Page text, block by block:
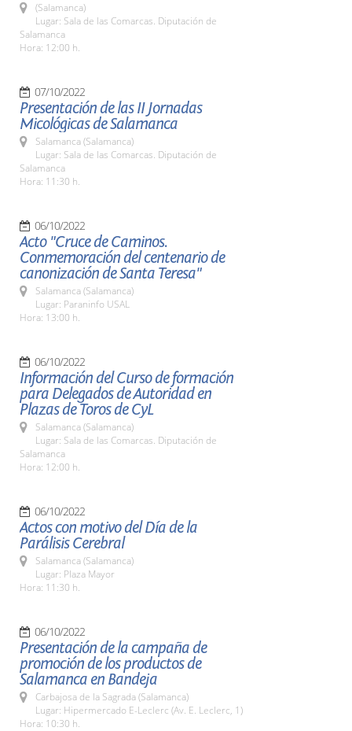
(Salamanca)
Lugar: Sala de las Comarcas. Diputación de
Salamanca
Hora: 12:00 h.
07/10/2022
Presentación de las II Jornadas
Micológicas de Salamanca
Salamanca (Salamanca)
Lugar: Sala de las Comarcas. Diputación de
Salamanca
Hora: 11:30 h.
06/10/2022
Acto "Cruce de Caminos.
Conmemoración del centenario de
canonización de Santa Teresa"
Salamanca (Salamanca)
Lugar: Paraninfo USAL
Hora: 13:00 h.
06/10/2022
Información del Curso de formación
para Delegados de Autoridad en
Plazas de Toros de CyL
Salamanca (Salamanca)
Lugar: Sala de las Comarcas. Diputación de
Salamanca
Hora: 12:00 h.
06/10/2022
Actos con motivo del Día de la
Parálisis Cerebral
Salamanca (Salamanca)
Lugar: Plaza Mayor
Hora: 11:30 h.
06/10/2022
Presentación de la campaña de
promoción de los productos de
Salamanca en Bandeja
Carbajosa de la Sagrada (Salamanca)
Lugar: Hipermercado E-Leclerc (Av. E. Leclerc, 1)
Hora: 10:30 h.